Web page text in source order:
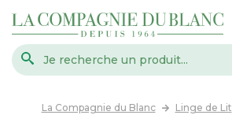
La Compagnie du Blanc Linge de Lit